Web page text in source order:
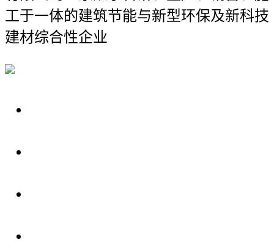
工于一体的建筑节能与新型环保及新科技
建材综合性企业